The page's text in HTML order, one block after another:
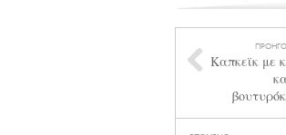
Καπκεϊκ με